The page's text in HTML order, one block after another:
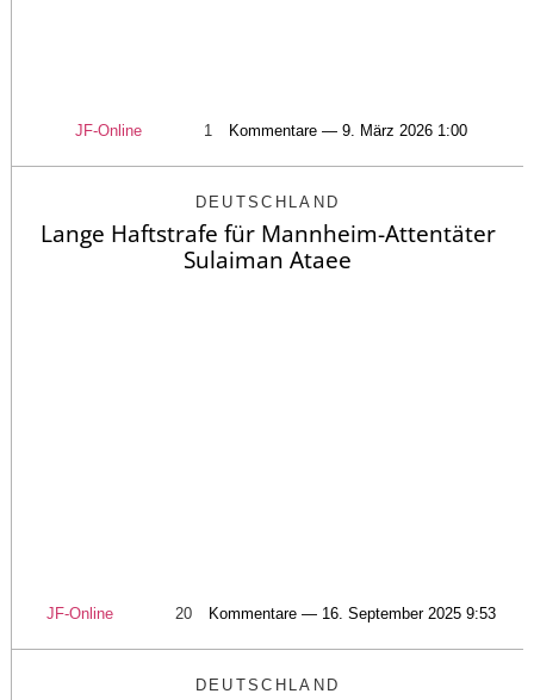
JF-Online 1 Kommentare — 9. März 2026 1:00
DEUTSCHLAND
Lange Haftstrafe für Mannheim-Attentäter
Sulaiman Ataee
JF-Online 20 Kommentare — 16. September 2025 9:53
DEUTSCHLAND